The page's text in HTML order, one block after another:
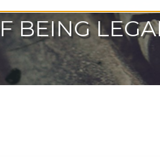
BEING